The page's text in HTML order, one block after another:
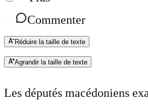
Commenter
Réduire la taille de texte
Agrandir la taille de texte
Les députés macédoniens